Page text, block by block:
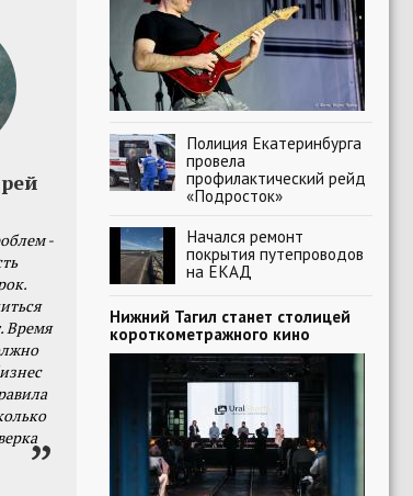
-
Время
Полиция Екатеринбурга
провела
профилактический рейд
«Подросток»
Начался ремонт
покрытия путепроводов
на ЕКАД
Нижний Тагил станет столицей
короткометражного кино